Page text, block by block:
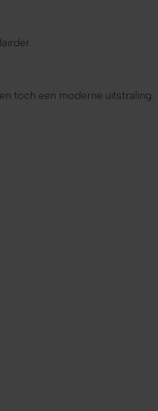
toch een moderne uitstraling.